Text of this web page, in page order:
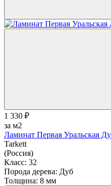
1 330 ₽
за м2
Ламинат Первая Уральская
Tarkett
(Россия)
Класс: 32
Порода дерева: Дуб
Толщина: 8 мм